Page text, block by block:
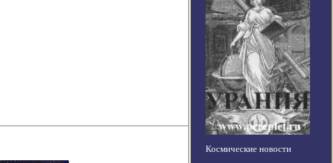
Космические новости